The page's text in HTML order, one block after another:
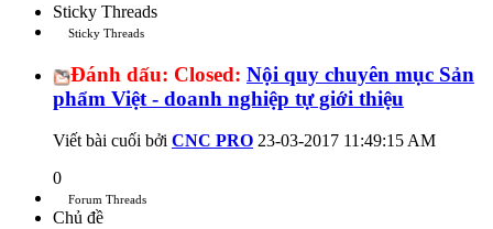
Sticky Threads
Sticky Threads
Đánh dấu: Closed: Nội quy chuyên mục Sản
phẩm Việt - doanh nghiệp tự giới thiệu
Viết bài cuối bởi CNC PRO 23-03-2017 11:49:15 AM
0
Forum Threads
Chủ đề